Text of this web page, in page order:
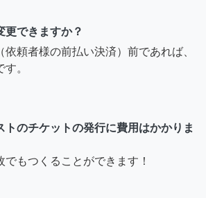
更できますか？
頼者様の前払い決済）前であれば、
。
トのチケットの発行に費用はかかりま
でもつくることができます！